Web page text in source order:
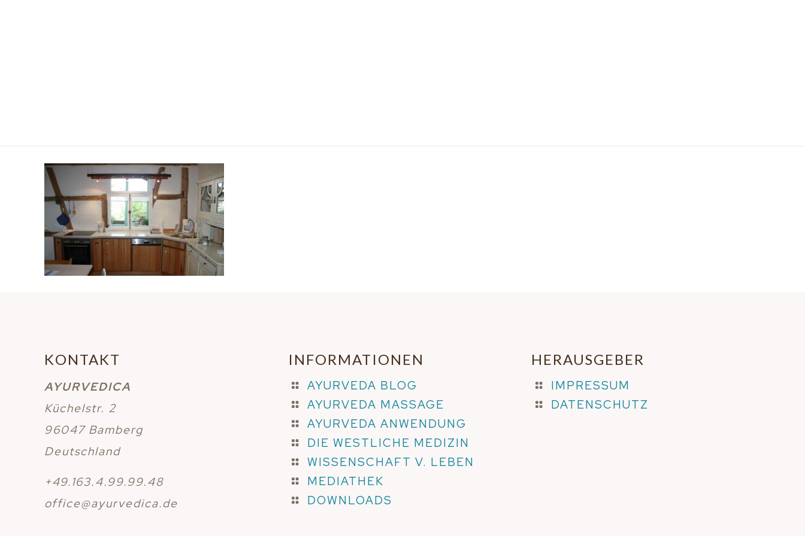
KONTAKT
AYURVEDICA
Küchelstr. 2
96047 Bamberg
Deutschland
+49.163.4.99.99.48
office@ayurvedica.de
INFORMATIONEN
AYURVEDA BLOG
AYURVEDA MASSAGE
AYURVEDA ANWENDUNG
DIE WESTLICHE MEDIZIN
WISSENSCHAFT V. LEBEN
MEDIATHEK
DOWNLOADS
HERAUSGEBER
IMPRESSUM
DATENSCHUTZ